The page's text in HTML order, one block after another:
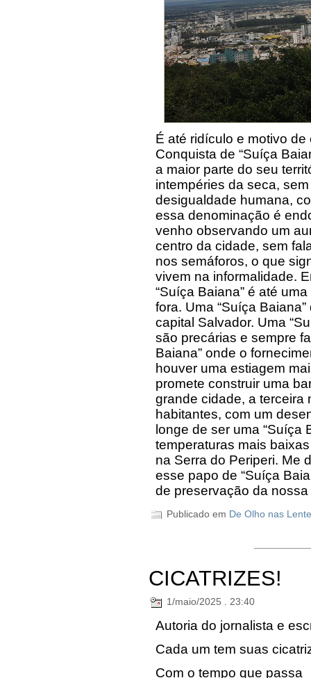
É até ridículo e motivo
Conquista de “Suíça
a maior parte do seu
intempéries da seca,
desigualdade humana,
essa denominação é
venho observando um
centro da cidade, sem
nos semáforos, o que
vivem na informalidade.
“Suíça Baiana” é até
fora. Uma “Suíça
capital Salvador. Uma
são precárias e sempre
Baiana” onde o
houver uma estiagem
promete construir uma
grande cidade, a terceira
habitantes, com um
longe de ser uma “Suíça
temperaturas mais
na Serra do Periperi. Me
esse papo de “Suíça
de preservação da
Publicado em De Olho nas
CICATRIZES!
1/maio/2025 . 23:40
Autoria do jornalista e
Cada um tem suas
Com o tempo que passa